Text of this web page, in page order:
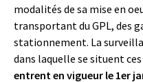
modalités de sa mise en
transportant du GPL, des
stationnement. La
dans laquelle se situent
entrent en vigueur le 1er